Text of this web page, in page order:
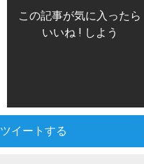
この記事が気に入ったら
いいね ! しよう
ツイートする